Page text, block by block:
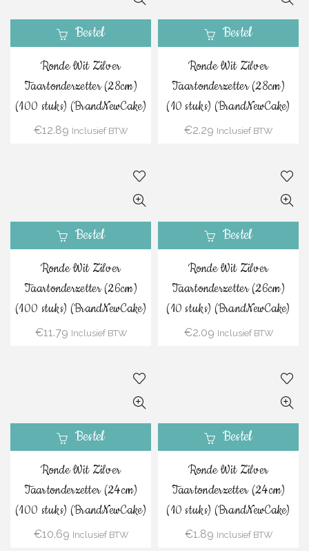
Bestel
Ronde Wit Zilver
Taartonderzetter (28cm)
(100 stuks) (BrandNewCake)
€12.89 Inclusief BTW
Bestel
Ronde Wit Zilver
Taartonderzetter (28cm)
(10 stuks) (BrandNewCake)
€2.29 Inclusief BTW
Bestel
Ronde Wit Zilver
Taartonderzetter (26cm)
(100 stuks) (BrandNewCake)
€11.79 Inclusief BTW
Bestel
Ronde Wit Zilver
Taartonderzetter (26cm)
(10 stuks) (BrandNewCake)
€2.09 Inclusief BTW
Bestel
Ronde Wit Zilver
Taartonderzetter (24cm)
(100 stuks) (BrandNewCake)
€10.69 Inclusief BTW
Bestel
Ronde Wit Zilver
Taartonderzetter (24cm)
(10 stuks) (BrandNewCake)
€1.89 Inclusief BTW